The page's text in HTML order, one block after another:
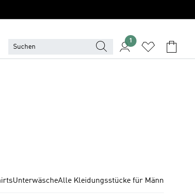
1
UnterwäscheAlle Kleidungsstücke für Männer